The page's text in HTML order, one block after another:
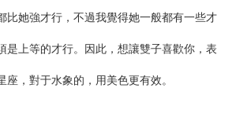
比她強才行，不過我覺得她一般都有一些才
是上等的才行。因此，想讓雙子喜歡你，表
座，對于水象的，用美色更有效。